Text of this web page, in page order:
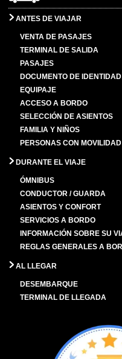
ANTES DE VIAJAR
VENTA DE PASAJES
TERMINAL DE SALIDA
PASAJES
DOCUMENTO DE IDENTIDAD
EQUIPAJE
ACCESO A BORDO
SELECCIÓN DE ASIENTOS
FAMILIA Y NIÑOS
PERSONAS CON
DURANTE EL VIAJE
ÓMNIBUS
CONDUCTOR / GUARDA
ASIENTOS Y CONFORT
SERVICIOS A BORDO
INFORMACIÓN SOBRE SU
REGLAS GENERALES A
AL LLEGAR
DESEMBARQUE
TERMINAL DE LLEGADA